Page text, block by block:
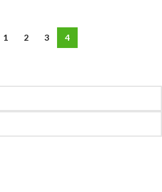
1 2 3 4